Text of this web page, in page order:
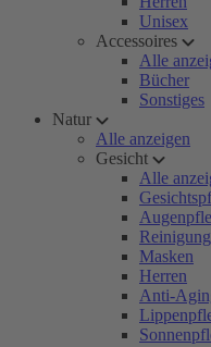
Unisex
Accessoires
Alle
Bücher
Sonstiges
Natur
Alle anzeigen
Gesicht
Alle
Reinigung
Masken
Herren
Anti-